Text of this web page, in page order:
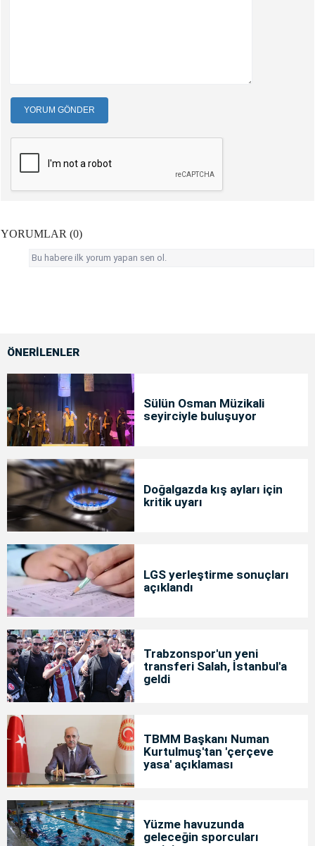
YORUM GÖNDER
YORUMLAR (0)
Bu habere ilk yorum yapan sen ol.
ÖNERİLENLER
Sülün Osman Müzikali
seyirciyle buluşuyor
Doğalgazda kış ayları için
kritik uyarı
LGS yerleştirme sonuçları
açıklandı
Trabzonspor'un yeni
transferi Salah, İstanbul'a
geldi
TBMM Başkanı Numan
Kurtulmuş'tan 'çerçeve
yasa' açıklaması
Yüzme havuzunda
geleceğin sporcuları